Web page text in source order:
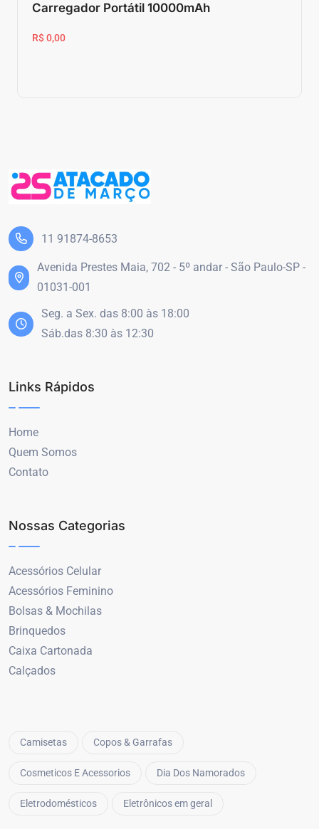
Carregador Portátil 10000mAh
R$ 0,00
11 91874-8653
Avenida Prestes Maia, 702 - 5º andar - São Paulo-SP -
01031-001
Seg. a Sex. das 8:00 às 18:00
Sáb.das 8:30 às 12:30
Links Rápidos
Home
Quem Somos
Contato
Nossas Categorias
Acessórios Celular
Acessórios Feminino
Bolsas & Mochilas
Brinquedos
Caixa Cartonada
Calçados
Camisetas Copos & Garrafas
Cosmeticos E Acessorios Dia Dos Namorados
Eletrodomésticos Eletrônicos em geral